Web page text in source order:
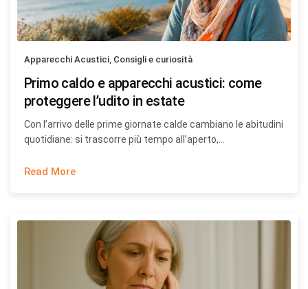
Apparecchi Acustici, Consigli e curiosità
Primo caldo e apparecchi acustici: come
proteggere l’udito in estate
Con l’arrivo delle prime giornate calde cambiano le abitudini
quotidiane: si trascorre più tempo all’aperto,…
Read More